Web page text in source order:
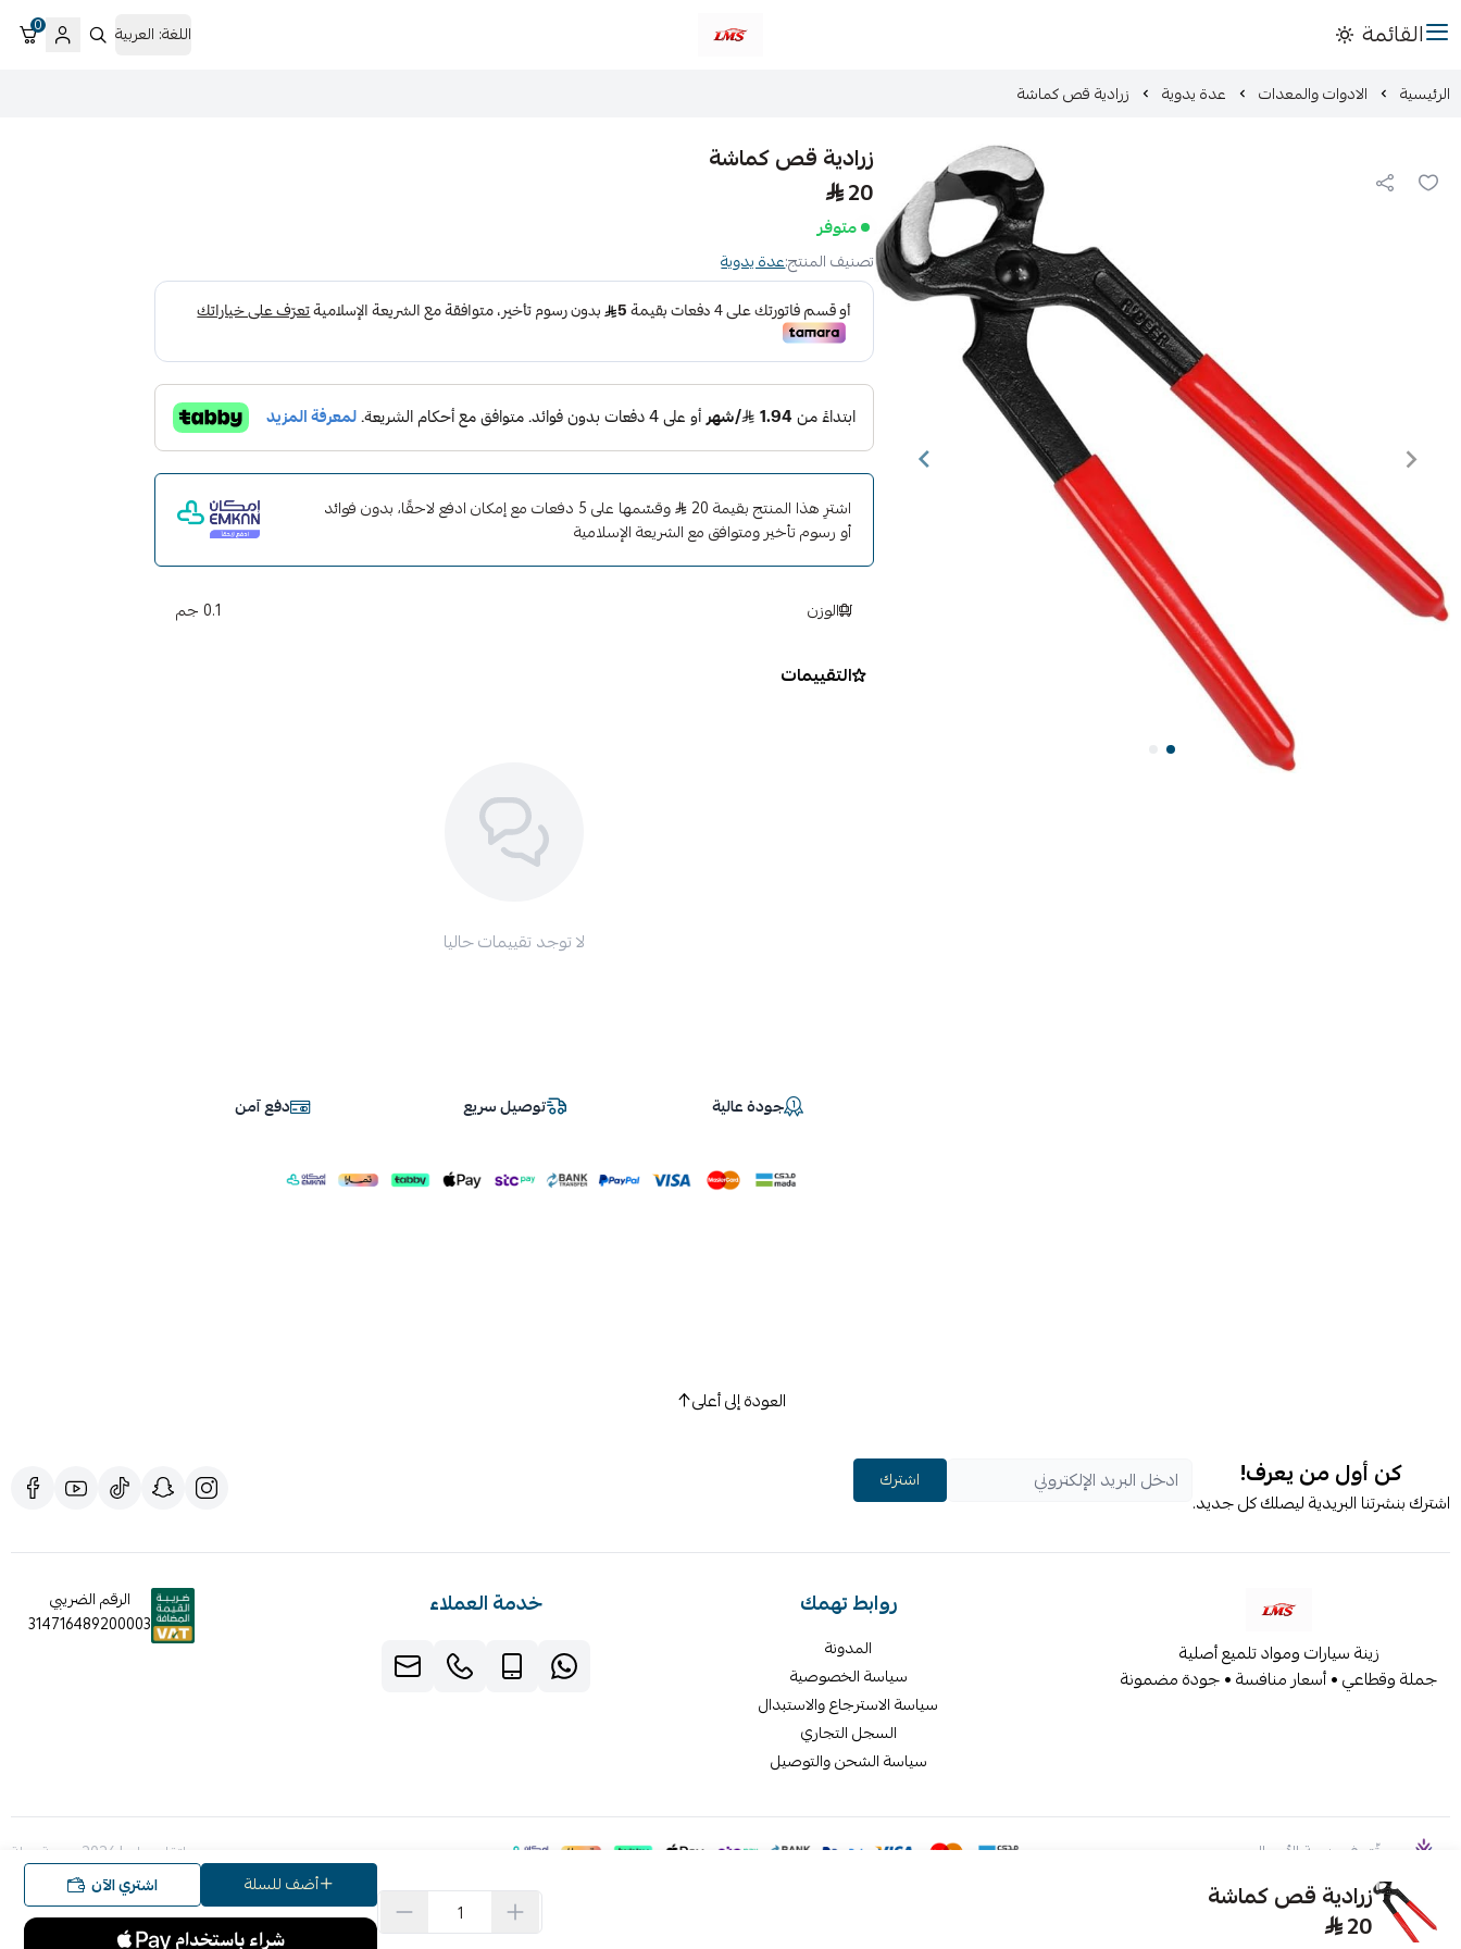
القائمة متجر لمسات الشرقية لزينة سيارات LMS اللغة: العربية 0
الرئيسية الادوات والمعدات عدة يدوية زرادية قص كماشة
زرادية قص كماشة
20
متوفر
تصنيف المنتج:عدة يدوية
اشترِ هذا المنتج بقيمة 20
وقسّمها على 5 دفعات مع إمكان ادفع لاحقًا، بدون فوائد
أو رسوم تأخير ومتوافق مع الشريعة الإسلامية
الوزن 0.1 جم
زرادية قص كماشة
20
أضف للسلة اشتري الآن
التقييمات
لا توجد تقييمات حاليا
جودة عالية توصيل سريع دفع آمن
العودة إلى أعلى
كن أول من يعرف!
اشترك بنشرتنا البريدية ليصلك كل جديد.
اشترك
زينة سيارات ومواد تلميع أصلية
جملة وقطاعي • أسعار منافسة • جودة مضمونة
روابط تهمك
المدونة
سياسة الخصوصية
سياسة الاسترجاع والاستبدال
السجل التجاري
سياسة الشحن والتوصيل
خدمة العملاء
الرقم الضريبي
314716489200003
موثّق في منصة الأعمال صنع بإتقان على | 2026 منصة سلة